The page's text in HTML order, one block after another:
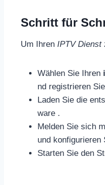
Schritt für
Um Ihren IPTV Dienst
Wählen Sie Ihren
nd registrieren
Laden Sie die
ware .
Melden Sie sich
und konfigurieren
Starten Sie den